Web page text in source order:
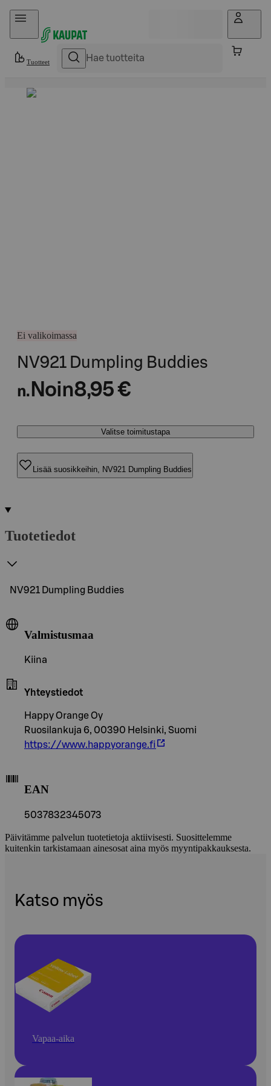
Hyppää sisältöön
Tuotteet
Ei valikoimassa
NV921 Dumpling Buddies
n. Noin8,95 €
Valitse toimitustapa
Lisää suosikkeihin, NV921 Dumpling Buddies
Tuotetiedot
NV921 Dumpling Buddies
Valmistusmaa
Kiina
Yhteystiedot
Happy Orange Oy
Ruosilankuja 6, 00390 Helsinki, Suomi
https://www.happyorange.fi
EAN
5037832345073
Päivitämme palvelun tuotetietoja aktiivisesti. Suosittelemme
kuitenkin tarkistamaan ainesosat aina myös myyntipakkauksesta.
Katso myös
Vapaa-aika